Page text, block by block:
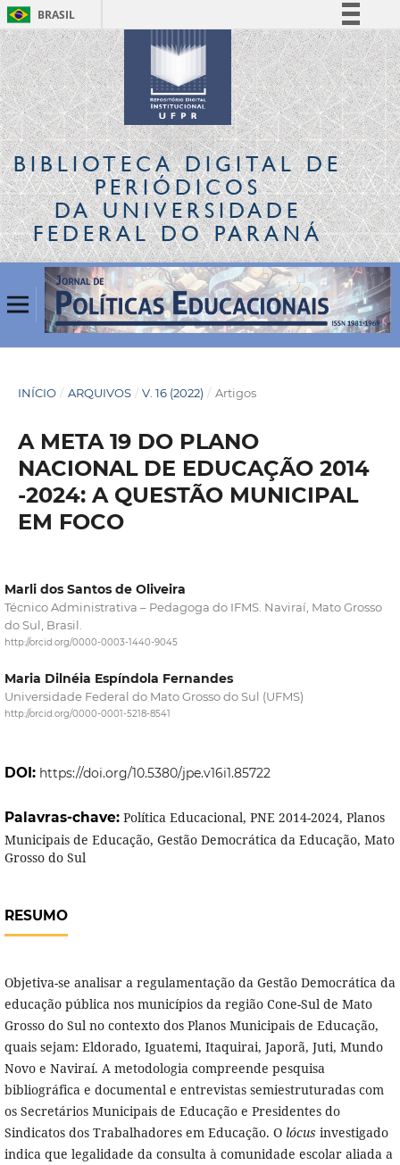
BRASIL
Simplifique!
Comunica BR
Participe
Acesso à informação
Legislação
Canais
BIBLIOTECA DIGITALDE
PERIÓDICOS
DA UNIVERSIDADE
FEDERAL DO PARANÁ
INÍCIO / ARQUIVOS / V. 16 (2022) / Artigos
A META 19 DO PLANO
NACIONAL DE EDUCAÇÃO 2014
-2024: A QUESTÃO MUNICIPAL
EM FOCO
Marli dos Santos de Oliveira
Técnico Administrativa – Pedagoga do IFMS. Naviraí, Mato Grosso
do Sul, Brasil.
http://orcid.org/0000-0003-1440-9045
Maria Dilnéia Espíndola Fernandes
Universidade Federal do Mato Grosso do Sul (UFMS)
http://orcid.org/0000-0001-5218-8541
DOI: https://doi.org/10.5380/jpe.v16i1.85722
Palavras-chave: Política Educacional, PNE 2014-2024, Planos
Municipais de Educação, Gestão Democrática da Educação, Mato
Grosso do Sul
RESUMO
Objetiva-se analisar a regulamentação da Gestão Democrática da
educação pública nos municípios da região Cone-Sul de Mato
Grosso do Sul no contexto dos Planos Municipais de Educação,
quais sejam: Eldorado, Iguatemi, Itaquirai, Japorã, Juti, Mundo
Novo e Naviraí. A metodologia compreende pesquisa
bibliográfica e documental e entrevistas semiestruturadas com
os Secretários Municipais de Educação e Presidentes do
Sindicatos dos Trabalhadores em Educação. O lócus investigado
indica que legalidade da consulta à comunidade escolar aliada a